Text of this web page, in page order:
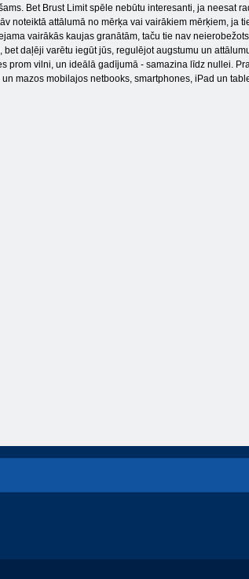
Bet Brust Limit spēle nebūtu interesanti, ja neesat
noteiktā attālumā no mērķa vai vairākiem mērķiem, ja
vairākās kaujas granātām, taču tie nav
daļēji varētu iegūt jūs, regulējot augstumu un
prom vilni, un ideālā gadījumā - samazina līdz nullei.
mazos mobilajos netbooks, smartphones, iPad un